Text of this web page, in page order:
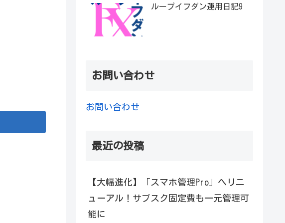
ループイフダン運用日記9
お問い合わせ
お問い合わせ
最近の投稿
【大幅進化】「スマホ管理Pro」へリニ
ューアル！サブスク固定費も一元管理可
能に